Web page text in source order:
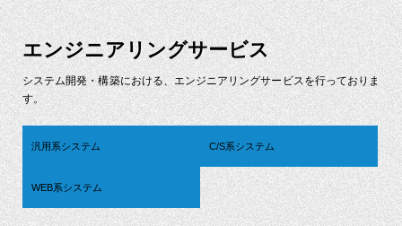
エンジニアリングサービス
システム開発・構築における、エンジニアリングサービスを行っておりま
す。
汎用系システム C/S系システム
WEB系システム